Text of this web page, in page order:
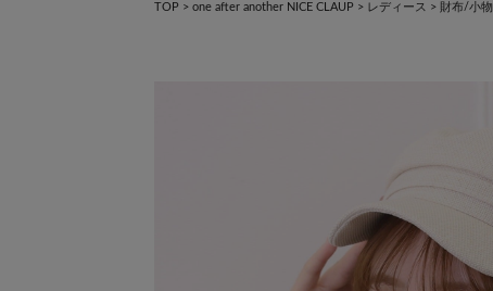
TOP > one after another NICE CLAUP > レディース > 財布/小物